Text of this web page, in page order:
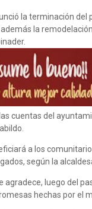
la terminación
la
cuentas del
a los
según la
agradece, luego del
hechas por el